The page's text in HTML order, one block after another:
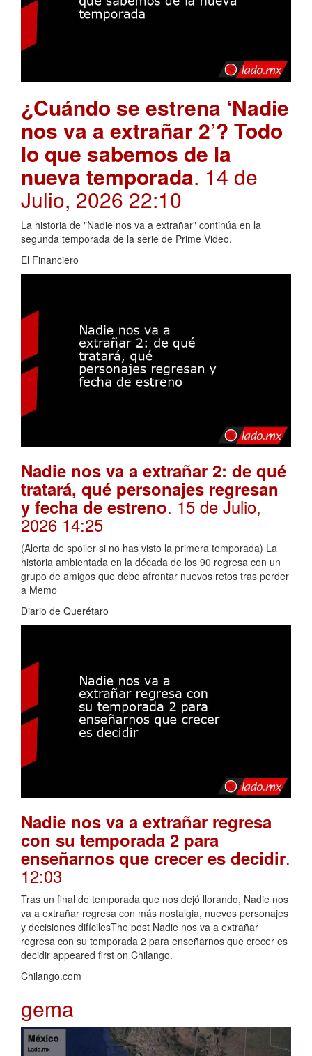
¿Cuándo se estrena ‘Nadie
nos va a extrañar 2’? Todo
lo que sabemos de la
nueva temporada. 14 de
Julio, 2026 22:10
La historia de "Nadie nos va a extrañar" continúa en la
segunda temporada de la serie de Prime Video.
El Financiero
Nadie nos va a extrañar 2: de qué
tratará, qué personajes regresan
y fecha de estreno. 15 de Julio,
2026 14:25
(Alerta de spoiler si no has visto la primera temporada) La
historia ambientada en la década de los 90 regresa con un
grupo de amigos que debe afrontar nuevos retos tras perder
a Memo
Diario de Querétaro
Nadie nos va a extrañar regresa
con su temporada 2 para
enseñarnos que crecer es decidir.
12:03
Tras un final de temporada que nos dejó llorando, Nadie nos
va a extrañar regresa con más nostalgia, nuevos personajes
y decisiones difícilesThe post Nadie nos va a extrañar
regresa con su temporada 2 para enseñarnos que crecer es
decidir appeared first on Chilango.
Chilango.com
gema